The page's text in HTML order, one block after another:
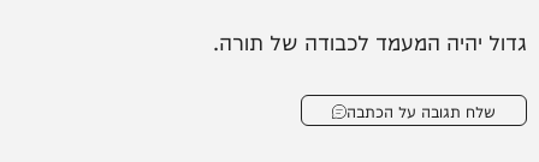
גדול יהיה המעמד לכבודה של תורה.
שלח תגובה על הכתבה